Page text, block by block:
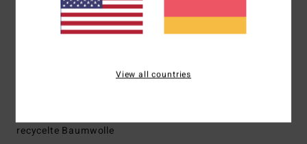
Tasche vorne rechts
Verschluss:Knopfverschluss
Gürtelschlaufe vorne links
recycelte Baumwolle
View all countries